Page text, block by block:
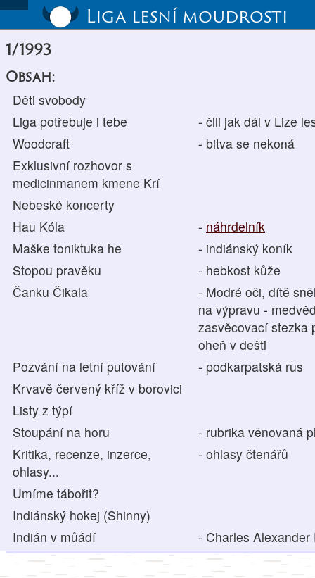
Liga lesní moudrosti
1/1993
Obsah:
Děti svobody
Liga potřebuje i tebe
- čili jak dál v Lize
Woodcraft
- bitva se nekoná
Exklusivní rozhovor s
medicinmanem kmene Krí
Nebeské koncerty
Hau Kóla
- náhrdelník
Maške toniktuka he
- indiánský koník
Stopou pravěku
- hebkost kůže
Čanku Čikala
- Modré oči, dítě
na výpravu -
zasvěcovací stezka
oheň v dešti
Pozvání na letní putování
- podkarpatská rus
Krvavě červený kříž v borovici
Listy z týpí
Stoupání na horu
- rubrika věnovaná
Kritika, recenze, inzerce,
ohlasy...
- ohlasy čtenářů
Umíme tábořit?
Indiánský hokej (Shinny)
Indián v můádí
- Charles